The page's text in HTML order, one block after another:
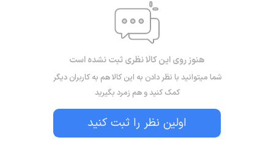
هنوز روی این کالا نظری ثبت نشده است
شما میتوانید با نظر دادن به این کالا هم به کاربران دیگر
کمک کنید و هم زمرد بگیرید
اولین نظر را ثبت کنید